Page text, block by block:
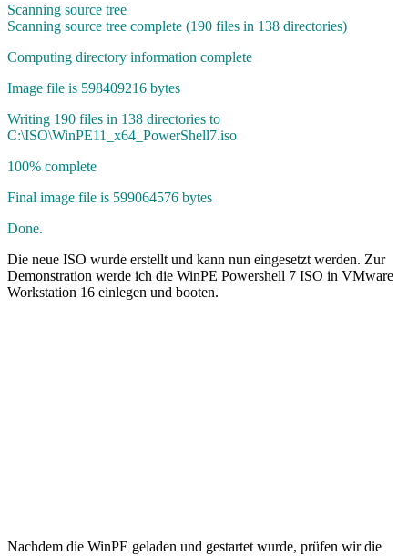
Scanning source tree
Scanning source tree complete (190 files in 138 directories)
Computing directory information complete
Image file is 598409216 bytes
Writing 190 files in 138 directories to
C:\ISO\WinPE11_x64_PowerShell7.iso
100% complete
Final image file is 599064576 bytes
Done.
Die neue ISO wurde erstellt und kann nun eingesetzt werden. Zur
Demonstration werde ich die WinPE Powershell 7 ISO in VMware
Workstation 16 einlegen und booten.
Nachdem die WinPE geladen und gestartet wurde, prüfen wir die